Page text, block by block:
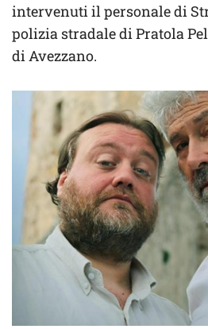
intervenuti il personale di
polizia stradale di Pratola
di Avezzano.